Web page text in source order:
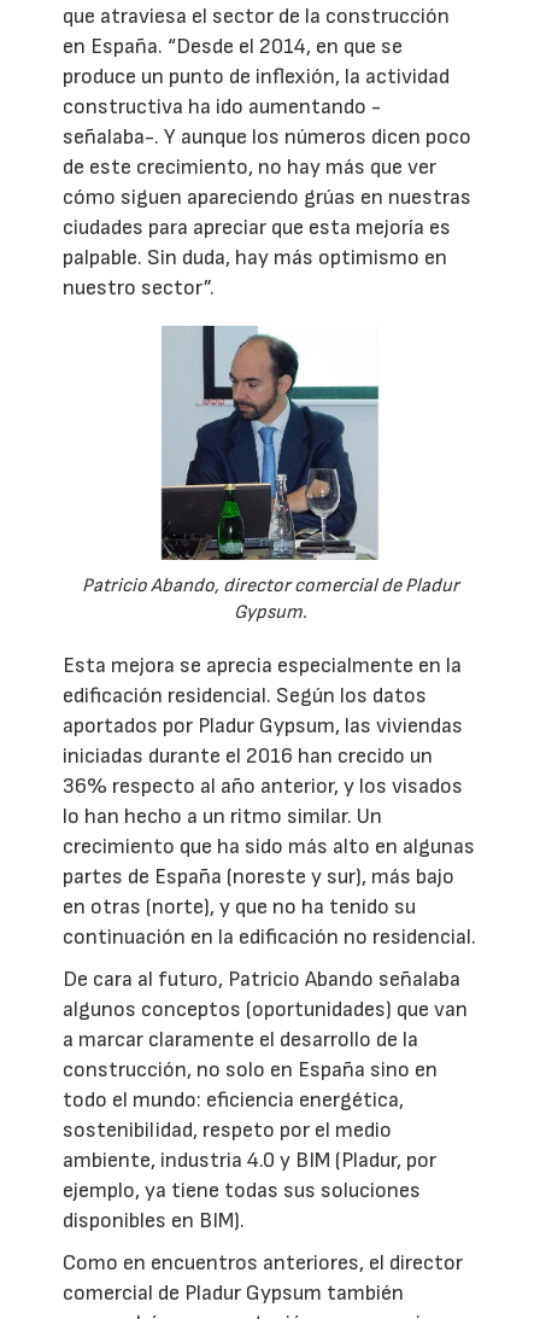
que atraviesa el sector de la construcción
en España. “Desde el 2014, en que se
produce un punto de inflexión, la actividad
constructiva ha ido aumentando -
señalaba-. Y aunque los números dicen poco
de este crecimiento, no hay más que ver
cómo siguen apareciendo grúas en nuestras
ciudades para apreciar que esta mejoría es
palpable. Sin duda, hay más optimismo en
nuestro sector”.
Patricio Abando, director comercial de Pladur
Gypsum.
Esta mejora se aprecia especialmente en la
edificación residencial. Según los datos
aportados por Pladur Gypsum, las viviendas
iniciadas durante el 2016 han crecido un
36% respecto al año anterior, y los visados
lo han hecho a un ritmo similar. Un
crecimiento que ha sido más alto en algunas
partes de España (noreste y sur), más bajo
en otras (norte), y que no ha tenido su
continuación en la edificación no residencial.
De cara al futuro, Patricio Abando señalaba
algunos conceptos (oportunidades) que van
a marcar claramente el desarrollo de la
construcción, no solo en España sino en
todo el mundo: eficiencia energética,
sostenibilidad, respeto por el medio
ambiente, industria 4.0 y BIM (Pladur, por
ejemplo, ya tiene todas sus soluciones
disponibles en BIM).
Como en encuentros anteriores, el director
comercial de Pladur Gypsum también